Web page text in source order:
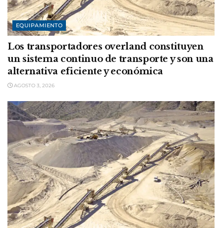
EQUIPAMIENTO
Los transportadores overland constituyen
un sistema continuo de transporte y son una
alternativa eficiente y económica
AGOSTO 3, 2026